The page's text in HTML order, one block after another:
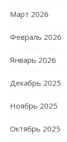
Март 2026
Февраль 2026
Январь 2026
Декабрь 2025
Ноябрь 2025
Октябрь 2025